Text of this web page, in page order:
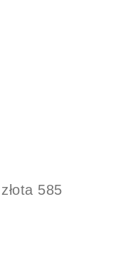
585